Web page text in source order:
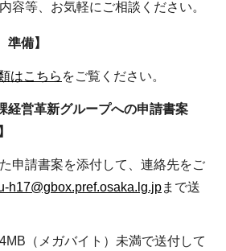
容等、お気軽にご相談ください。
準備】
はこちら をご覧ください。
経営革新グループへの申請書案
申請書案を添付して、連絡先をご
h17@gbox.pref.osaka.lg.jpまで送
（メガバイト）未満で送付して